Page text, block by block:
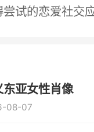
试的恋爱社交应
东亚女性肖像
08-07